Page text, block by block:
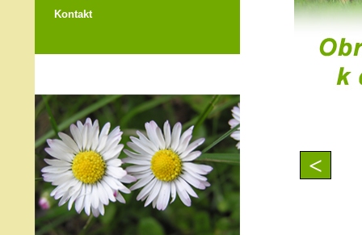
Kontakt
<